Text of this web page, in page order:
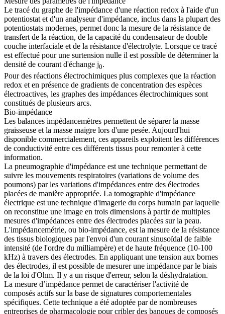
Le tracé du graphe de l'impédance d'une réaction redox à l'aide d'un
potentiostat et d'un analyseur d'impédance, inclus dans la plupart des
potentiostats modernes, permet donc la mesure de la résistance de
transfert de la réaction, de la capacité du condensateur de double
couche interfaciale et de la résistance d'électrolyte. Lorsque ce tracé
est effectué pour une surtension nulle il est possible de déterminer la
densité de courant d'échange j0.
Pour des réactions électrochimiques plus complexes que la réaction
redox et en présence de gradients de concentration des espèces
électroactives, les graphes des impédances électrochimiques sont
constitués de plusieurs arcs.
Bio-impédance
Les balances impédancemètres permettent de séparer la masse
graisseuse et la masse maigre lors d'une pesée. Aujourd'hui
disponible commercialement, ces appareils exploitent les différences
de conductivité entre ces différents tissus pour remonter à cette
information.
La pneumographie d'impédance est une technique permettant de
suivre les mouvements respiratoires (variations de volume des
poumons) par les variations d'impédances entre des électrodes
placées de manière appropriée. La tomographie d'impédance
électrique est une technique d'imagerie du corps humain par laquelle
on reconstitue une image en trois dimensions à partir de multiples
mesures d'impédances entre des électrodes placées sur la peau.
L'impédancemétrie, ou bio-impédance, est la mesure de la résistance
des tissus biologiques par l'envoi d'un courant sinusoïdal de faible
intensité (de l'ordre du milliampère) et de haute fréquence (10-100
kHz) à travers des électrodes. En appliquant une tension aux bornes
des électrodes, il est possible de mesurer une impédance par le biais
de la loi d'Ohm. Il y a un risque d'erreur, selon la déshydratation.
La mesure d’impédance permet de caractériser l'activité de
composés actifs sur la base de signatures comportementales
spécifiques. Cette technique a été adoptée par de nombreuses
entreprises de pharmacologie pour cribler des banques de composés